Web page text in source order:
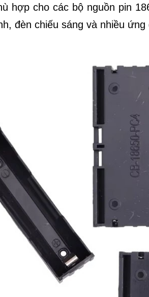
hợp cho các bộ nguồn pin
đèn chiếu sáng và nhiều